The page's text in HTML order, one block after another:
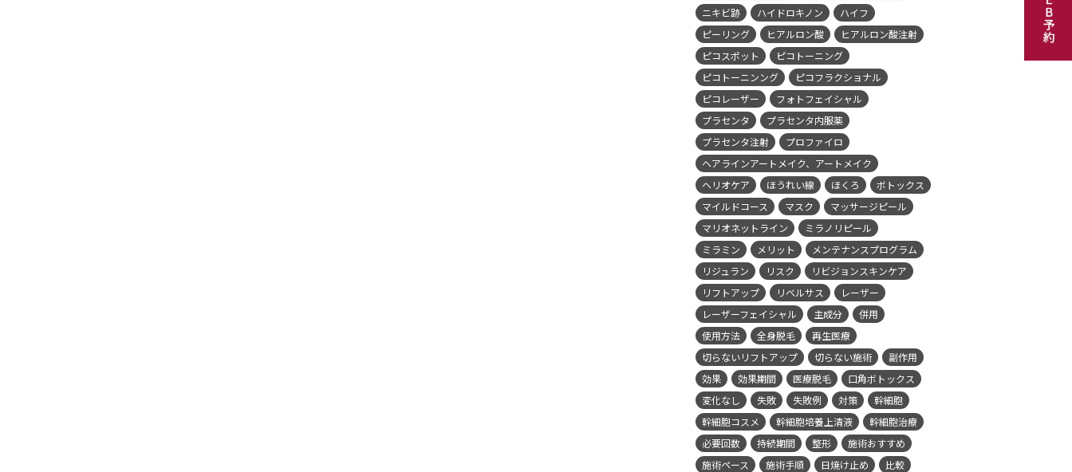
ニキビ跡
ハイドロキノン
ハイフ
ピーリング
ヒアルロン酸
ヒアルロン酸注射
ピコスポット
ピコトーニング
ピコトーニンング
ピコフラクショナル
ピコレーザー
フォトフェイシャル
プラセンタ
プラセンタ内服薬
プラセンタ注射
プロファイロ
ヘアラインアートメイク、アートメイク
ヘリオケア
ほうれい線 ほくろ
ボトックス
マイルドコース
マスク
マッサージピール
マリオネットライン
ミラノリピール
ミラミン
メリット
メンテナンスプログラム
リジュラン
リスク
リビジョンスキンケア
リフトアップ
リベルサス
レーザー
レーザーフェイシャル
主成分
併用
使用方法
全身脱毛
再生医療
切らないリフトアップ
切らない施術
副作用
効果
効果期間 医療脱毛
口角ボトックス
変化なし
失敗 失敗例 対策
幹細胞
幹細胞コスメ
幹細胞培養上清液
幹細胞治療
必要回数
持続期間 整形
施術おすすめ
施術ペース
施術手順 日焼け止め
比較